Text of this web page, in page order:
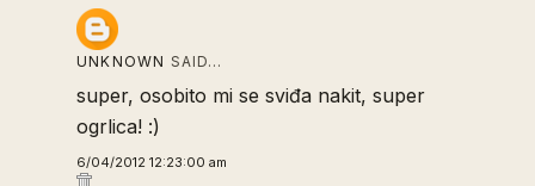
UNKNOWN SAID…
super, osobito mi se sviđa nakit, super
ogrlica! :)
6/04/2012 12:23:00 am